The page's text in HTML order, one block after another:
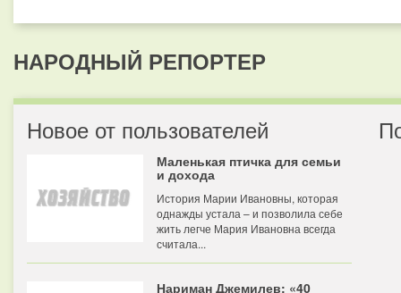
НАРОДНЫЙ РЕПОРТЕР
Новое от пользователей
Маленькая птичка для семьи
и дохода
История Марии Ивановны, которая
однажды устала – и позволила себе
жить легче Мария Ивановна всегда
считала...
Нариман Джемилев: «40